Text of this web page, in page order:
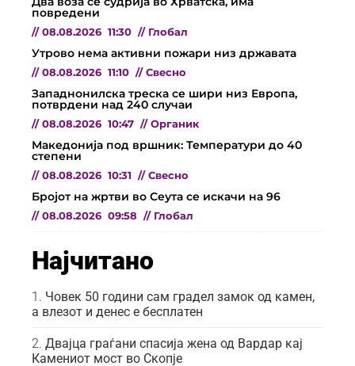
повредени
// 08.08.2026 11:30 // Глобал
Утрово нема активни пожари низ државата
// 08.08.2026 11:10 // Свесно
Западнонилска треска се шири низ Европа,
потврдени над 240 случаи
// 08.08.2026 10:47 // Органик
Македонија под вршник: Температури до 40
степени
// 08.08.2026 10:31 // Свесно
Бројот на жртви во Сеута се искачи на 96
// 08.08.2026 09:58 // Глобал
Најчитано
Човек 50 години сам градел замок од камен,
а влезот и денес е бесплатен
Двајца граѓани спасија жена од Вардар кај
Камениот мост во Скопје